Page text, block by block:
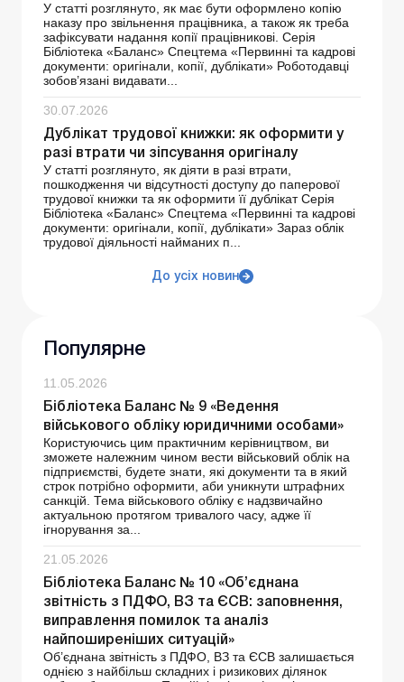
У статті розглянуто, як має бути оформлено копію
наказу про звільнення працівника, а також як треба
зафіксувати надання копії працівникові. Серія
Бібліотека «Баланс» Спецтема «Первинні та кадрові
документи: оригінали, копії, дублікати» Роботодавці
зобов’язані видавати...
30.07.2026
Дублікат трудової книжки: як оформити у
разі втрати чи зіпсування оригіналу
У статті розглянуто, як діяти в разі втрати,
пошкодження чи відсутності доступу до паперової
трудової книжки та як оформити її дублікат Серія
Бібліотека «Баланс» Спецтема «Первинні та кадрові
документи: оригінали, копії, дублікати» Зараз облік
трудової діяльності найманих п...
До усіх новин
Популярне
11.05.2026
Бібліотека Баланс № 9 «Ведення
військового обліку юридичними особами»
Користуючись цим практичним керівництвом, ви
зможете належним чином вести військовий облік на
підприємстві, будете знати, які документи та в який
строк потрібно оформити, аби уникнути штрафних
санкцій. Тема військового обліку є надзвичайно
актуальною протягом тривалого часу, адже її
ігнорування за...
21.05.2026
Бібліотека Баланс № 10 «Об’єднана
звітність з ПДФО, ВЗ та ЄСВ: заповнення,
виправлення помилок та аналіз
найпоширеніших ситуацій»
Об’єднана звітність з ПДФО, ВЗ та ЄСВ залишається
однією з найбільш складних і ризикових ділянок